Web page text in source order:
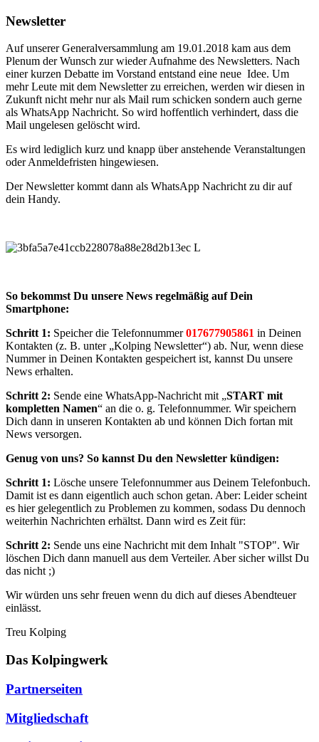
Newsletter
Auf unserer Generalversammlung am 19.01.2018 kam aus dem
Plenum der Wunsch zur wieder Aufnahme des Newsletters. Nach
einer kurzen Debatte im Vorstand entstand eine neue Idee. Um
mehr Leute mit dem Newsletter zu erreichen, werden wir diesen in
Zukunft nicht mehr nur als Mail rum schicken sondern auch gerne
als WhatsApp Nachricht. So wird hoffentlich verhindert, dass die
Mail ungelesen gelöscht wird.
Es wird lediglich kurz und knapp über anstehende Veranstaltungen
oder Anmeldefristen hingewiesen.
Der Newsletter kommt dann als WhatsApp Nachricht zu dir auf
dein Handy.
So bekommst Du unsere News regelmäßig auf Dein
Smartphone:
Schritt 1: Speicher die Telefonnummer017677905861 in Deinen
Kontakten (z. B. unter „Kolping Newsletter“) ab. Nur, wenn diese
Nummer in Deinen Kontakten gespeichert ist, kannst Du unsere
News erhalten.
Schritt 2: Sende eine WhatsApp-Nachricht mit „START mit
kompletten Namen“ an die o. g. Telefonnummer. Wir speichern
Dich dann in unseren Kontakten ab und können Dich fortan mit
News versorgen.
Genug von uns? So kannst Du den Newsletter kündigen:
Schritt 1: Lösche unsere Telefonnummer aus Deinem Telefonbuch.
Damit ist es dann eigentlich auch schon getan. Aber: Leider scheint
es hier gelegentlich zu Problemen zu kommen, sodass Du dennoch
weiterhin Nachrichten erhältst. Dann wird es Zeit für:
Schritt 2: Sende uns eine Nachricht mit dem Inhalt "STOP". Wir
löschen Dich dann manuell aus dem Verteiler. Aber sicher willst Du
das nicht ;)
Wir würden uns sehr freuen wenn du dich auf dieses Abendteuer
einlässt.
Treu Kolping
Das Kolpingwerk
Partnerseiten
Mitgliedschaft